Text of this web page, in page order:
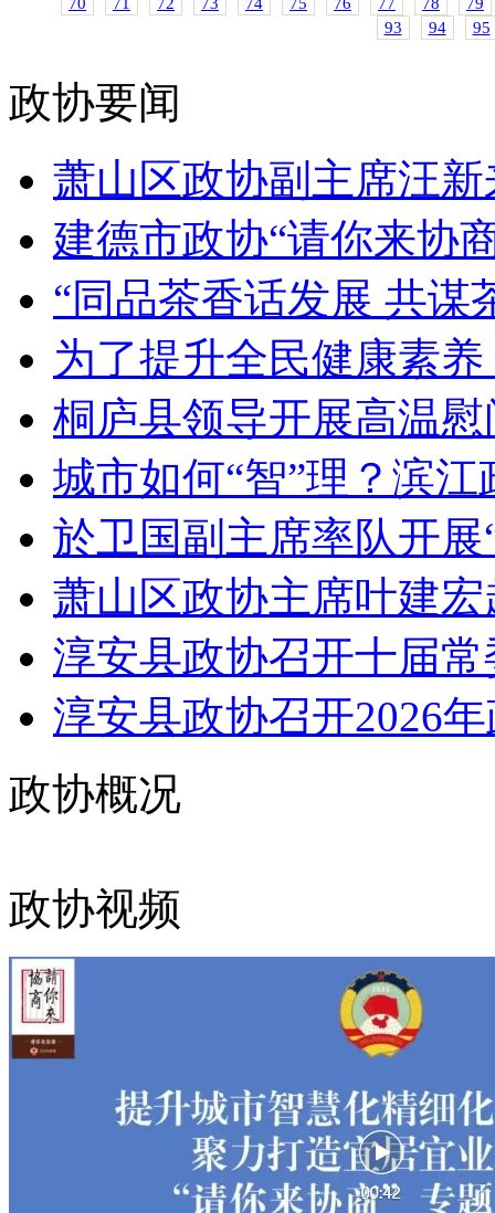
93
94 95
政协要闻
萧山区政协副主席汪
建德市政协“请你来协
“同品茶香话发展 共
为了提升全民健康素
桐庐县领导开展高温
城市如何“智”理？滨
於卫国副主席率队开
萧山区政协主席叶建
淳安县政协召开十届
淳安县政协召开2026
政协概况
政协视频